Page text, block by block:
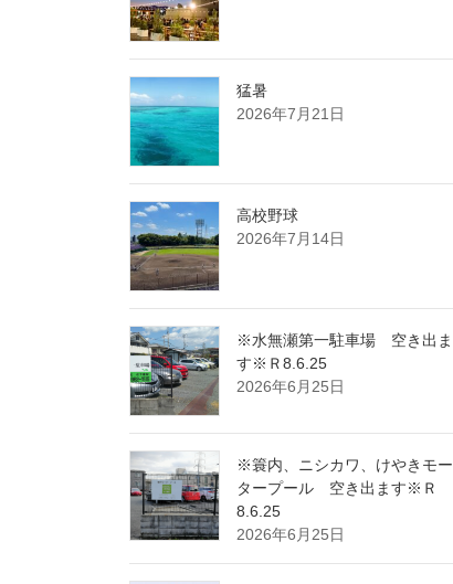
猛暑
2026年7月21日
高校野球
2026年7月14日
※水無瀬第一駐車場 空き出ま
す※Ｒ8.6.25
2026年6月25日
※簑内、ニシカワ、けやきモー
タープール 空き出ます※Ｒ
8.6.25
2026年6月25日